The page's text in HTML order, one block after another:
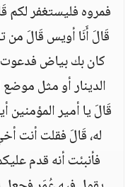
فمروه فليستغفر لكم
قَالَ أَنَا أويس قَالَ من
كان بك بياض فدعوت
الدينار أو مثل
قَالَ يا أمير
له، قَالَ فقلت أنت
فأنبئت أنه قدم